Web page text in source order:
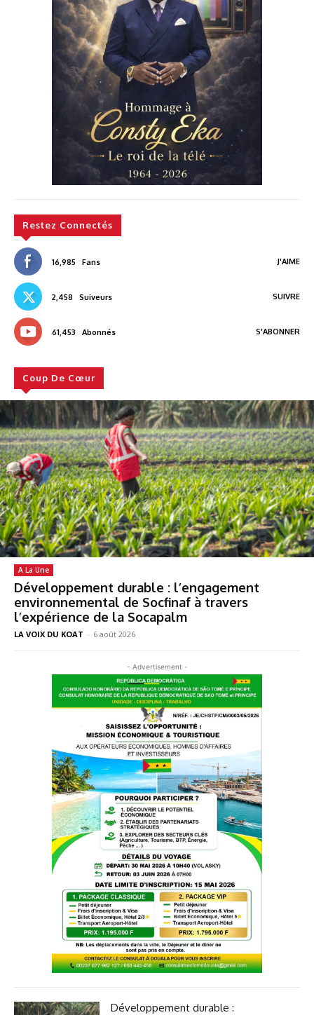
Restez Connectés
16,985 Fans J'AIME
2,458 Suiveurs SUIVRE
61,453 Abonnés S'ABONNER
Coup De Cœur
A La Une
Développement durable : l’engagement
environnemental de Socfinaf à travers
l’expérience de la Socapalm
LA VOIX DU KOAT - 6 août 2026
- Advertisement -
Développement durable :